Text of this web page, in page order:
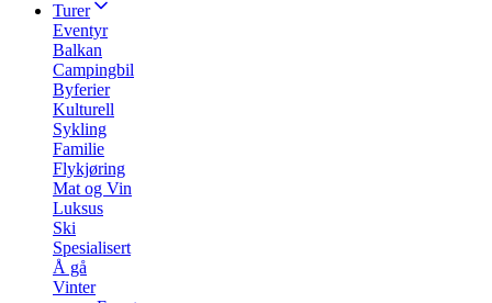
Turer
Eventyr
Balkan
Campingbil
Byferier
Kulturell
Sykling
Familie
Flykjøring
Mat og Vin
Luksus
Ski
Spesialisert
Å gå
Vinter